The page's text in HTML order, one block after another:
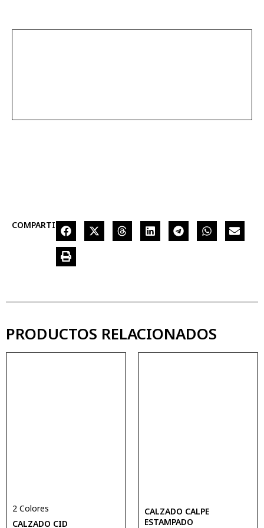
COMPARTIR
PRODUCTOS RELACIONADOS
2 Colores
CALZADO CID
CALZADO CALPE
ESTAMPADO